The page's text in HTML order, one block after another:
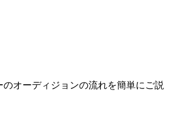
オーディジョンの流れを簡単にご説